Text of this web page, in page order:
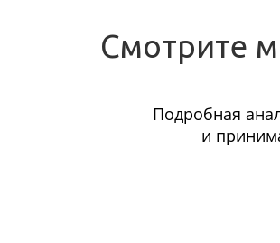
Смотрите
Подробная
и